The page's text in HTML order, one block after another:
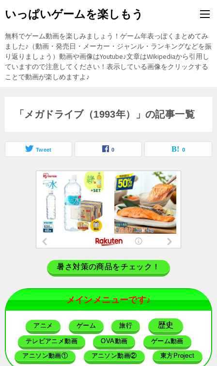
いっぱいゲームを楽しもう
無料でゲーム動画を楽しみましょう！ゲーム年表っぽくまとめてみ
ました♪（動画・発売日・メーカー・ジャンル・ランキングなどを振
り返りましょう）動画や画像はYoutube♪文章はWikipediaから引用し
ていますので注意してください！表示している画像をクリックする
ことで動画が楽しめますよ♪
「メガドライブ（1993年）」の記事一覧
Tweet 0 0
暑さ対策の商品をチェック！
メインメニューです♪
アニメ ゲーム 旅行 歴史
テレビアニメ動画 OVA動画 ゲーム動画
アニソン動画① アニソン動画② 東方Project